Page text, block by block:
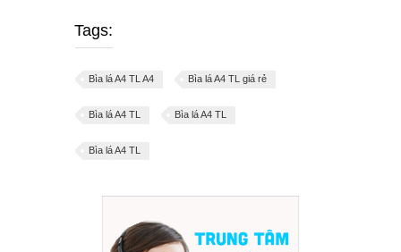
Tags:
Bìa lá A4 TL A4 Bìa lá A4 TL giá rẻ
Bìa lá A4 TL Bìa lá A4 TL
Bìa lá A4 TL